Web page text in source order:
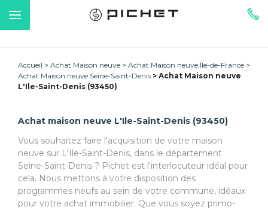
Accueil Achat Maison neuve
Achat Maison neuve Île-de-France
Achat Maison neuve Seine-Saint-Denis
Achat Maison neuve
L'Ile-Saint-Denis (93450)
Achat maison neuve L'Ile-Saint-Denis (93450)
Vous souhaitez faire l'acquisition de votre maison
neuve sur L'Ile-Saint-Denis, dans le département
Seine-Saint-Denis ? Pichet est l'interlocuteur idéal pour
cela. Nous mettons à votre disposition des
programmes neufs au sein de votre commune, idéaux
pour votre achat immobilier. Que vous soyez primo-